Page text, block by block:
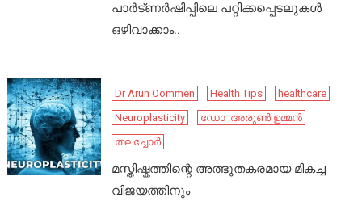
പാർട്ണർഷിപ്പിലെ പറ്റിക്കപ്പെടലുകൾ
ഒഴിവാക്കാം..
Dr Arun Oommen Health Tips
healthcare
Neuroplasticity
ഡോ .അരുൺ ഉമ്മൻ
തലച്ചോർ
മസ്തിഷ്കത്തിന്റെ അത്ഭുതകരമായ മികച്ച
വിജയത്തിനും